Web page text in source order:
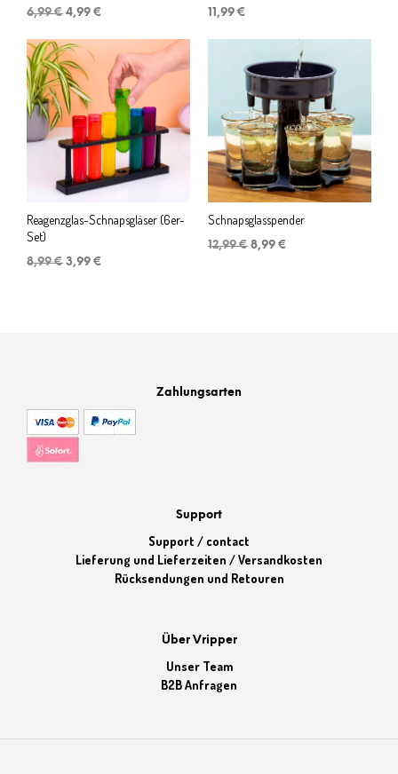
6,99€ Ursprünglicher
war:
6,99 €
4,99 €
ist:
4,99 €.
11,99 €
Reagenzglas-Schnapsgläser (6er-
Set)
8,99€ Ursprünglicher
3,99 €
Schnapsglasspender
12,99€ Ursprünglicher
8,99 €
Zahlungsarten
Support
Support / contact
Lieferung und Lieferzeiten / Versandkosten
Rücksendungen und Retouren
Über Vripper
Unser Team
B2B Anfragen